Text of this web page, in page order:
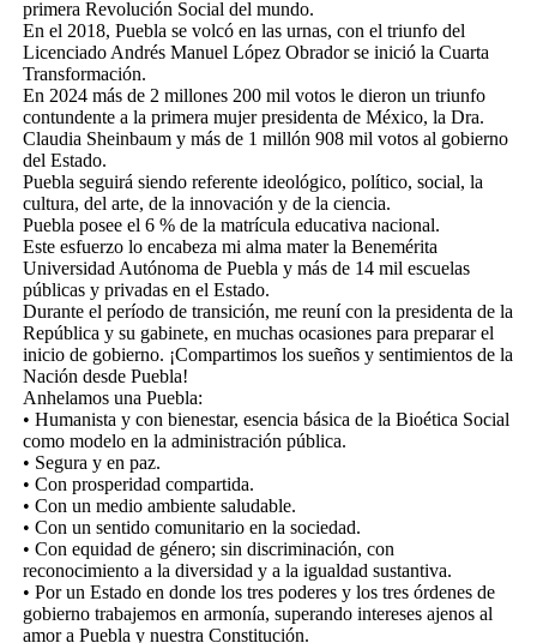
primera Revolución Social del mundo.
En el 2018, Puebla se volcó en las urnas, con el triunfo del
Licenciado Andrés Manuel López Obrador se inició la Cuarta
Transformación.
En 2024 más de 2 millones 200 mil votos le dieron un triunfo
contundente a la primera mujer presidenta de México, la Dra.
Claudia Sheinbaum y más de 1 millón 908 mil votos al gobierno
del Estado.
Puebla seguirá siendo referente ideológico, político, social, la
cultura, del arte, de la innovación y de la ciencia.
Puebla posee el 6 % de la matrícula educativa nacional.
Este esfuerzo lo encabeza mi alma mater la Benemérita
Universidad Autónoma de Puebla y más de 14 mil escuelas
públicas y privadas en el Estado.
Durante el período de transición, me reuní con la presidenta de la
República y su gabinete, en muchas ocasiones para preparar el
inicio de gobierno. ¡Compartimos los sueños y sentimientos de la
Nación desde Puebla!
Anhelamos una Puebla:
• Humanista y con bienestar, esencia básica de la Bioética Social
como modelo en la administración pública.
• Segura y en paz.
• Con prosperidad compartida.
• Con un medio ambiente saludable.
• Con un sentido comunitario en la sociedad.
• Con equidad de género; sin discriminación, con
reconocimiento a la diversidad y a la igualdad sustantiva.
• Por un Estado en donde los tres poderes y los tres órdenes de
gobierno trabajemos en armonía, superando intereses ajenos al
amor a Puebla y nuestra Constitución.